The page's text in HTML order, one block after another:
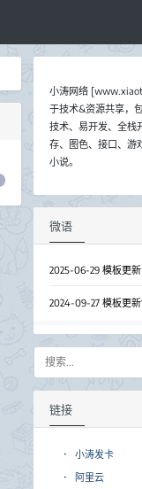
小涛网络
于技术&资源共享，
技术、易开发、全栈
存、图色、接口、游
小说。
微语
2025-06-29 模板更新
2024-09-27 模板更新
链接
· 小涛发卡
· 阿里云